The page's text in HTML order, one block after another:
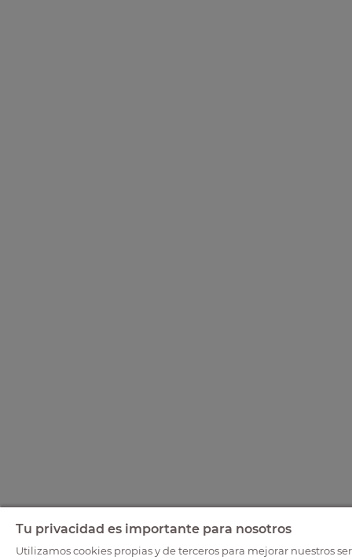
Tu privacidad es importante para nosotros
Utilizamos cookies propias y de terceros para mejorar nuestros